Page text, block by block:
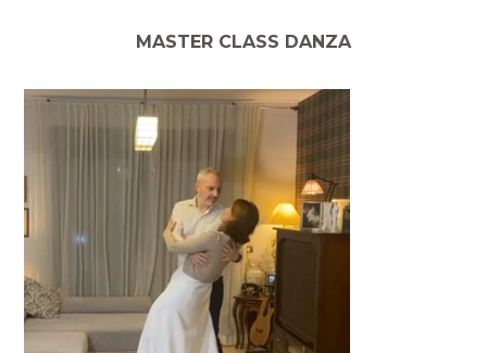
MASTER CLASS DANZA